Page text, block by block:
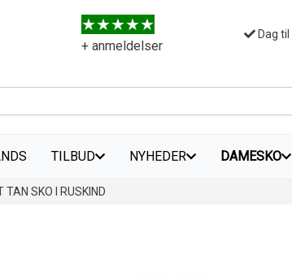
TILBUD NYHEDER DAMESKO
+ anmeldelser
Dag til
TAN SKO I RUSKIND